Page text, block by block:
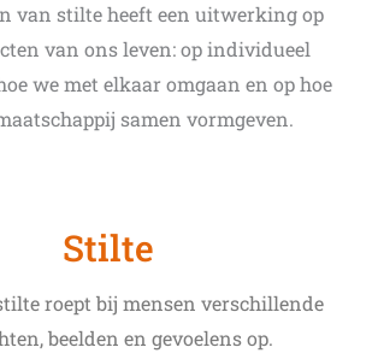
van stilte heeft een uitwerking op
van ons leven: op individueel
we met elkaar omgaan en op hoe
samen vormgeven.
Stilte
roept bij mensen verschillende
beelden en gevoelens op.